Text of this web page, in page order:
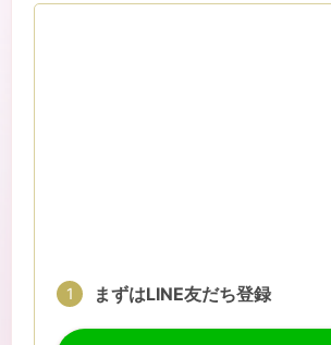
1 まずはLINE友だち登録